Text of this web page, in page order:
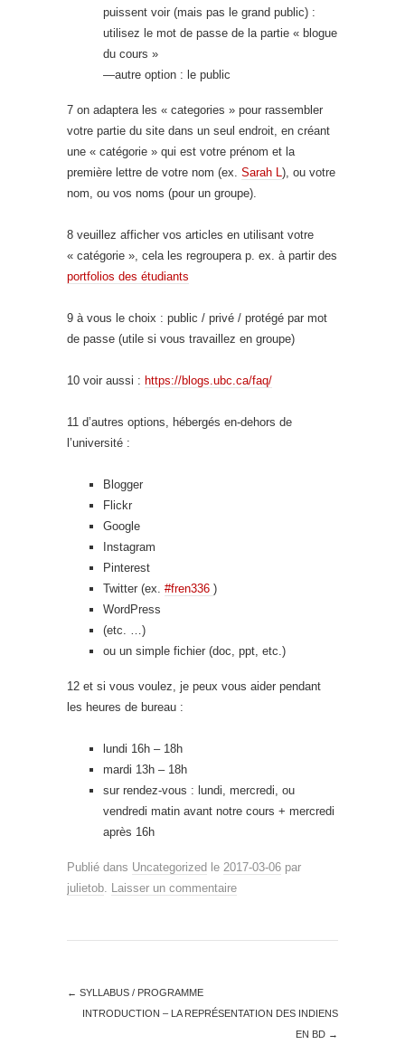
puissent voir (mais pas le grand public) :
utilisez le mot de passe de la partie « blogue
du cours »
—autre option : le public
7 on adaptera les « categories » pour rassembler
votre partie du site dans un seul endroit, en créant
une « catégorie » qui est votre prénom et la
première lettre de votre nom (ex. Sarah L), ou votre
nom, ou vos noms (pour un groupe).
8 veuillez afficher vos articles en utilisant votre
« catégorie », cela les regroupera p. ex. à partir des
portfolios des étudiants
9 à vous le choix : public / privé / protégé par mot
de passe (utile si vous travaillez en groupe)
10 voir aussi : https://blogs.ubc.ca/faq/
11 d’autres options, hébergés en-dehors de
l’université :
Blogger
Flickr
Google
Instagram
Pinterest
Twitter (ex. #fren336 )
WordPress
(etc. …)
ou un simple fichier (doc, ppt, etc.)
12 et si vous voulez, je peux vous aider pendant
les heures de bureau :
lundi 16h – 18h
mardi 13h – 18h
sur rendez-vous : lundi, mercredi, ou
vendredi matin avant notre cours + mercredi
après 16h
Publié dans Uncategorized le 2017-03-06 par
julietob. Laisser un commentaire
← SYLLABUS / PROGRAMME
INTRODUCTION – LA REPRÉSENTATION DES INDIENS
EN BD →